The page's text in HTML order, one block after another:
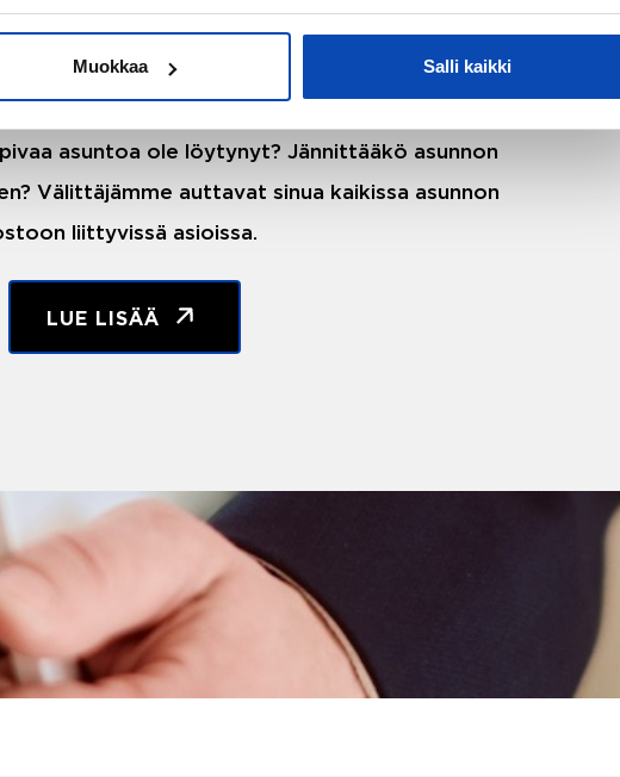
Muokkaa Salli kaikki
OSTOTOIMEKSIANTO
asunnon ostoon
asuntoa ole löytynyt? Jännittääkö asunnon
Välittäjämme auttavat sinua kaikissa asunnon
liittyvissä asioissa.
LUE LISÄÄ